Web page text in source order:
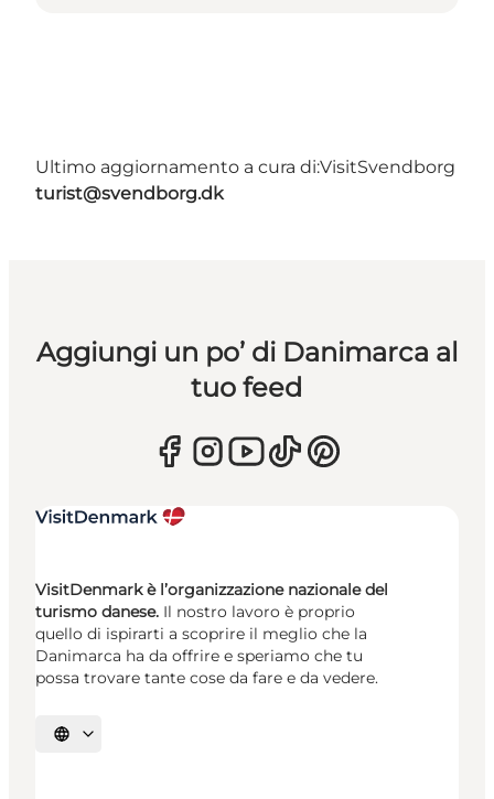
Ultimo aggiornamento a cura di:VisitSvendborg
turist@svendborg.dk
Aggiungi un po’ di Danimarca al
tuo feed
VisitDenmark è l’organizzazione nazionale del
turismo danese. Il nostro lavoro è proprio
quello di ispirarti a scoprire il meglio che la
Danimarca ha da offrire e speriamo che tu
possa trovare tante cose da fare e da vedere.
Seleziona la lingua